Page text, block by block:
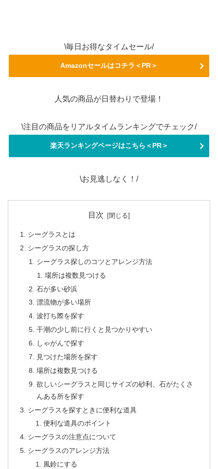
\毎日お得なタイムセール/
Amazonセールはコチラ＜PR＞
人気の商品が日替わりで登場！
\注目の商品をリアルタイムランキングでチェック/
楽天ランキングページはこちら＜PR＞
\お見逃しなく！/
目次
シーグラスとは
シーグラスの探し方
シーグラス探しのコツとアレンジ方法
場所は複数見つける
石が多い砂浜
漂流物が多い場所
波打ち際を探す
干潮の少し前に行くと見つかりやすい
しゃがんで探す
見つけた場所を探す
場所は複数見つける
欲しいシーグラスと同じサイズの砂利、石がたくさ
んある所を探す
シーグラスを探すときに便利な道具
便利な道具のポイント
シーグラスの注意点について
シーグラスのアレンジ方法
風鈴にする